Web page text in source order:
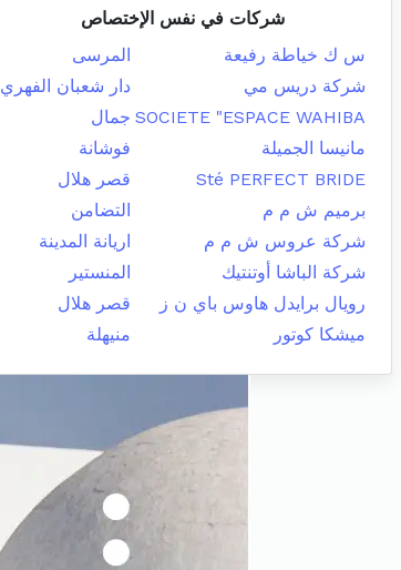
شركات في نفس الإختصاص
س ك خياطة رفيعة
المرسى
شركة دريس مي
دار شعبان الفهري
SOCIETE "ESPACE WAHIBA جمال
مانيسا الجميلة
فوشانة
Sté PERFECT BRIDE
قصر هلال
برميم ش م م
التضامن
شركة عروس ش م م
اريانة المدينة
شركة الباشا أوتنتيك
المنستير
رويال برايدل هاوس باي ن ز
قصر هلال
ميشكا كوتور
منيهلة